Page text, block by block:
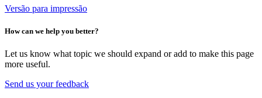
Versão para impressão
How can we help you better?
Let us know what topic we should expand or add to make this page
more useful.
Send us your feedback